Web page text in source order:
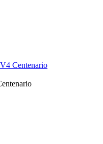
Centenario